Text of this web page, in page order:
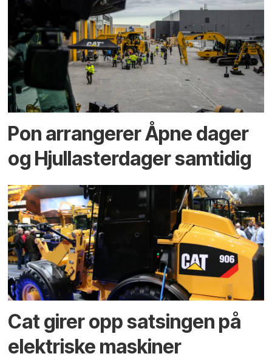
Pon arrangerer Åpne dager
og Hjullasterdager samtidig
Cat girer opp satsingen på
elektriske maskiner